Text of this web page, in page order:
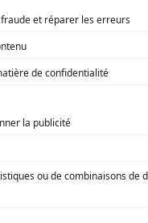
De plus, Chloé
l’avant la créativité
festivaliers avec ses
et plusieurs